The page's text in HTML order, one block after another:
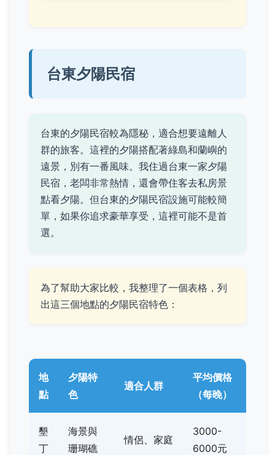
台東夕陽民宿
台東的夕陽民宿較為隱秘，適合想要遠離人
群的旅客。這裡的夕陽搭配著綠島和蘭嶼的
遠景，別有一番風味。我住過台東一家夕陽
民宿，老闆非常熱情，還會帶住客去私房景
點看夕陽。但台東的夕陽民宿設施可能較簡
單，如果你追求豪華享受，這裡可能不是首
選。
為了幫助大家比較，我整理了一個表格，列
出這三個地點的夕陽民宿特色：
地
點
夕陽特
色
適合人群
平均價格
（每晚）
墾
丁
海景與
珊瑚礁
情侶、家庭
3000-
6000元